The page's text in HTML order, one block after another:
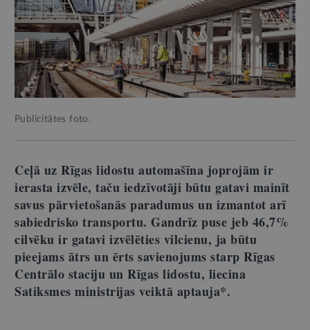
Publicitātes foto.
Ceļā uz Rīgas lidostu automašīna joprojām ir
ierasta izvēle, taču iedzīvotāji būtu gatavi mainīt
savus pārvietošanās paradumus un izmantot arī
sabiedrisko transportu. Gandrīz puse jeb 46,7%
cilvēku ir gatavi izvēlēties vilcienu, ja būtu
pieejams ātrs un ērts savienojums starp Rīgas
Centrālo staciju un Rīgas lidostu, liecina
Satiksmes ministrijas veiktā aptauja*.